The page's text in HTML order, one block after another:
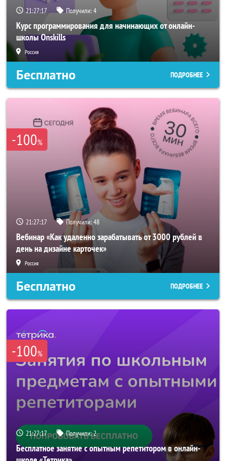
21:27:14 Получили:4
Курс программирования для начинающих от онлайн-
школы Onskills
Россия
Бесплатно ПОДРОБНЕЕ
-100%
21:27:14 Получили:48
Вебинар «Как удаленно зарабатывать от 3000 рублей в
день на дизайне карточек»
Россия
Бесплатно ПОДРОБНЕЕ
-100%
21:27:14 Получили:2
Бесплатное занятие с опытным репетитором в онлайн-